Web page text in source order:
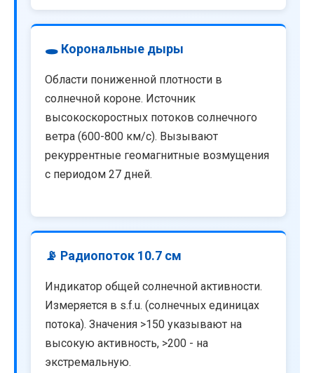
🕳️ Корональные дыры
Области пониженной плотности в
солнечной короне. Источник
высокоскоростных потоков солнечного
ветра (600-800 км/с). Вызывают
рекуррентные геомагнитные возмущения
с периодом 27 дней.
📡 Радиопоток 10.7 см
Индикатор общей солнечной активности.
Измеряется в s.f.u. (солнечных единицах
потока). Значения >150 указывают на
высокую активность, >200 - на
экстремальную.